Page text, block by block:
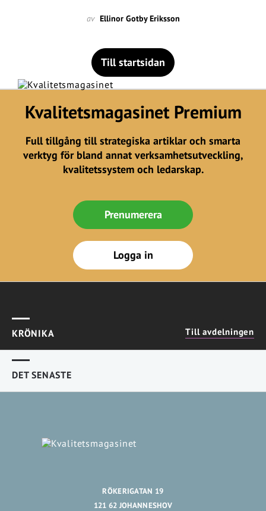
av Ellinor Gotby Eriksson
Till startsidan
Kvalitetsmagasinet Premium
Full tillgång till strategiska artiklar och smarta
verktyg för bland annat verksamhetsutveckling,
kvalitetssystem och ledarskap.
Prenumerera
Logga in
KRÖNIKA Till avdelningen
DET SENASTE
RÖKERIGATAN 19
121 62 JOHANNESHOV